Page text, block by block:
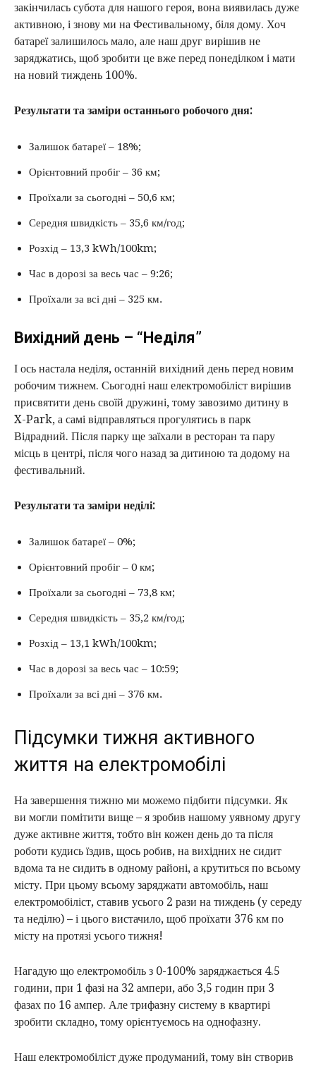
закінчилась субота для нашого героя, вона виявилась дуже
активною, і знову ми на Фестивальному, біля дому. Хоч
батареї залишилось мало, але наш друг вирішив не
заряджатись, щоб зробити це вже перед понеділком і мати
на новий тиждень 100%.
Результати та заміри останнього робочого дня:
Залишок батареї – 18%;
Орієнтовний пробіг – 36 км;
Проїхали за сьогодні – 50,6 км;
Середня швидкість – 35,6 км/год;
Розхід – 13,3 kWh/100km;
Час в дорозі за весь час – 9:26;
Проїхали за всі дні – 325 км.
Вихідний день – “Неділя”
І ось настала неділя, останній вихідний день перед новим
робочим тижнем. Сьогодні наш електромобіліст вирішив
присвятити день своїй дружині, тому завозимо дитину в
X-Park, а самі відправляться прогулятись в парк
Відрадний. Після парку ще заїхали в ресторан та пару
місць в центрі, після чого назад за дитиною та додому на
фестивальний.
Результати та заміри неділі:
Залишок батареї – 0%;
Орієнтовний пробіг – 0 км;
Проїхали за сьогодні – 73,8 км;
Середня швидкість – 35,2 км/год;
Розхід – 13,1 kWh/100km;
Час в дорозі за весь час – 10:59;
Проїхали за всі дні – 376 км.
Підсумки тижня активного
життя на електромобілі
На завершення тижню ми можемо підбити підсумки. Як
ви могли помітити вище – я зробив нашому уявному другу
дуже активне життя, тобто він кожен день до та після
роботи кудись їздив, щось робив, на вихідних не сидит
вдома та не сидить в одному районі, а крутиться по всьому
місту. При цьому всьому заряджати автомобіль, наш
електромобіліст, ставив усього 2 рази на тиждень (у середу
та неділю) – і цього вистачило, щоб проїхати 376 км по
місту на протязі усього тижня!
Нагадую що електромобіль з 0-100% заряджається 4.5
години, при 1 фазі на 32 ампери, або 3,5 годин при 3
фазах по 16 ампер. Але трифазну систему в квартирі
зробити складно, тому орієнтуємось на однофазну.
Наш електромобіліст дуже продуманий, тому він створив